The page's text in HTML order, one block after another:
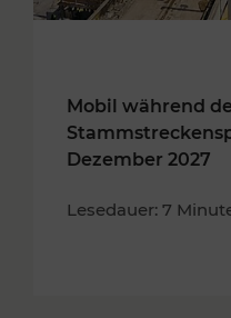
Mobil während
Dezember 2027
Lesedauer: 7